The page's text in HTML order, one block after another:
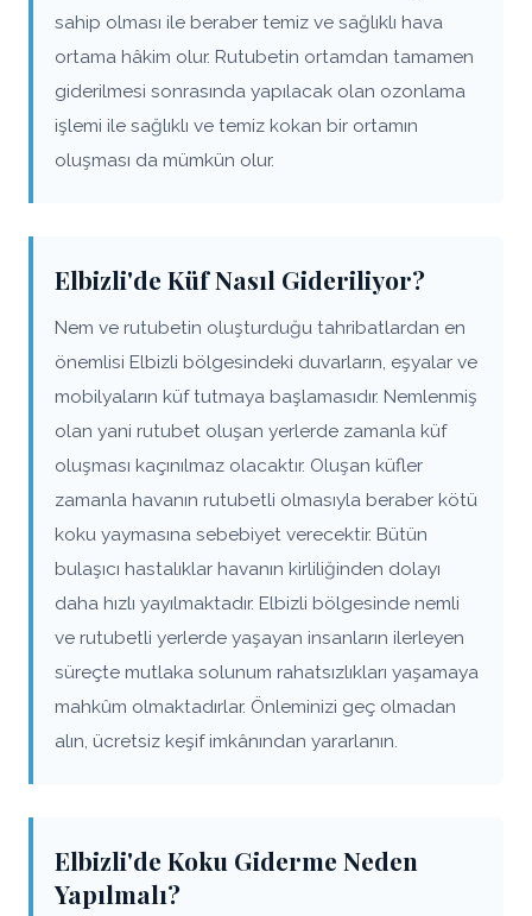
sahip olması ile beraber temiz ve sağlıklı hava
ortama hâkim olur. Rutubetin ortamdan tamamen
giderilmesi sonrasında yapılacak olan ozonlama
işlemi ile sağlıklı ve temiz kokan bir ortamın
oluşması da mümkün olur.
Elbizli'de Küf Nasıl Gideriliyor?
Nem ve rutubetin oluşturduğu tahribatlardan en
önemlisi Elbizli bölgesindeki duvarların, eşyalar ve
mobilyaların küf tutmaya başlamasıdır. Nemlenmiş
olan yani rutubet oluşan yerlerde zamanla küf
oluşması kaçınılmaz olacaktır. Oluşan küfler
zamanla havanın rutubetli olmasıyla beraber kötü
koku yaymasına sebebiyet verecektir. Bütün
bulaşıcı hastalıklar havanın kirliliğinden dolayı
daha hızlı yayılmaktadır. Elbizli bölgesinde nemli
ve rutubetli yerlerde yaşayan insanların ilerleyen
süreçte mutlaka solunum rahatsızlıkları yaşamaya
mahkûm olmaktadırlar. Önleminizi geç olmadan
alın, ücretsiz keşif imkânından yararlanın.
Elbizli'de Koku Giderme Neden
Yapılmalı?